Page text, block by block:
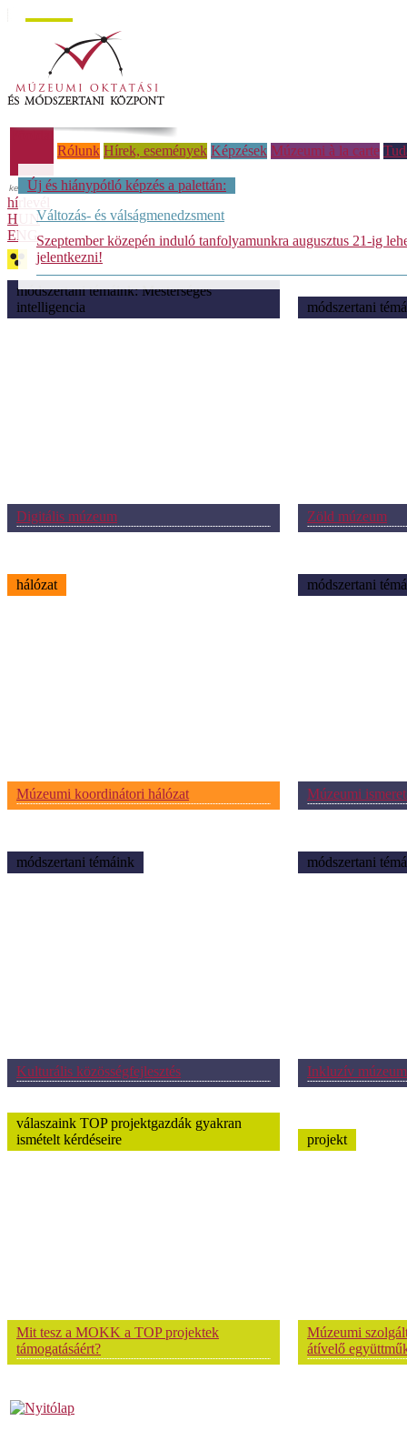
Rólunk Hírek, események Képzések Múzeumi à la carte
hírlevél
HUN
ENG
Új és hiánypótló képzés a palettán:
Változás- és válságmenedzsment
Szeptember közepén induló tanfolyamunkra augusztus 21-ig
jelentkezni!
módszertani témáink: Mesterséges
intelligencia
Digitális múzeum
módszertani
Zöld múzeum
hálózat
Múzeumi koordinátori hálózat
módszertani
Múzeumi
módszertani témáink
Kulturális közösségfejlesztés
módszertani
Inkluzív múzeum
válaszaink TOP projektgazdák gyakran
ismételt kérdéseire
Mit tesz a MOKK a TOP projektek
támogatásáért?
projekt
Múzeumi
átívelő